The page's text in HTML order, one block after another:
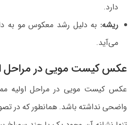
دارد.
ریشه: به دلیل رشد معکوس مو به
می‌آید.
عکس کیست مویی در مراحل
عکس کیست مویی در مراحل اولیه
واضحی نداشته باشد. همانطور که در